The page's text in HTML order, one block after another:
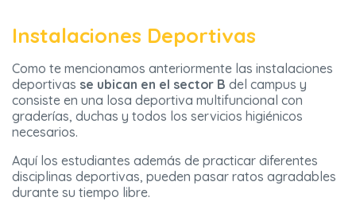
Instalaciones Deportivas
Como te mencionamos anteriormente las instalaciones
deportivas se ubican en el sector B del campus y
consiste en una losa deportiva multifuncional con
graderías, duchas y todos los servicios higiénicos
necesarios.
Aquí los estudiantes además de practicar diferentes
disciplinas deportivas, pueden pasar ratos agradables
durante su tiempo libre.